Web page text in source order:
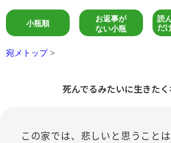
小瓶順
お返事が
ない小瓶
読
だ
宛メトップ >
死んでるみたいに生きた
この家では、悲しいと思うことは